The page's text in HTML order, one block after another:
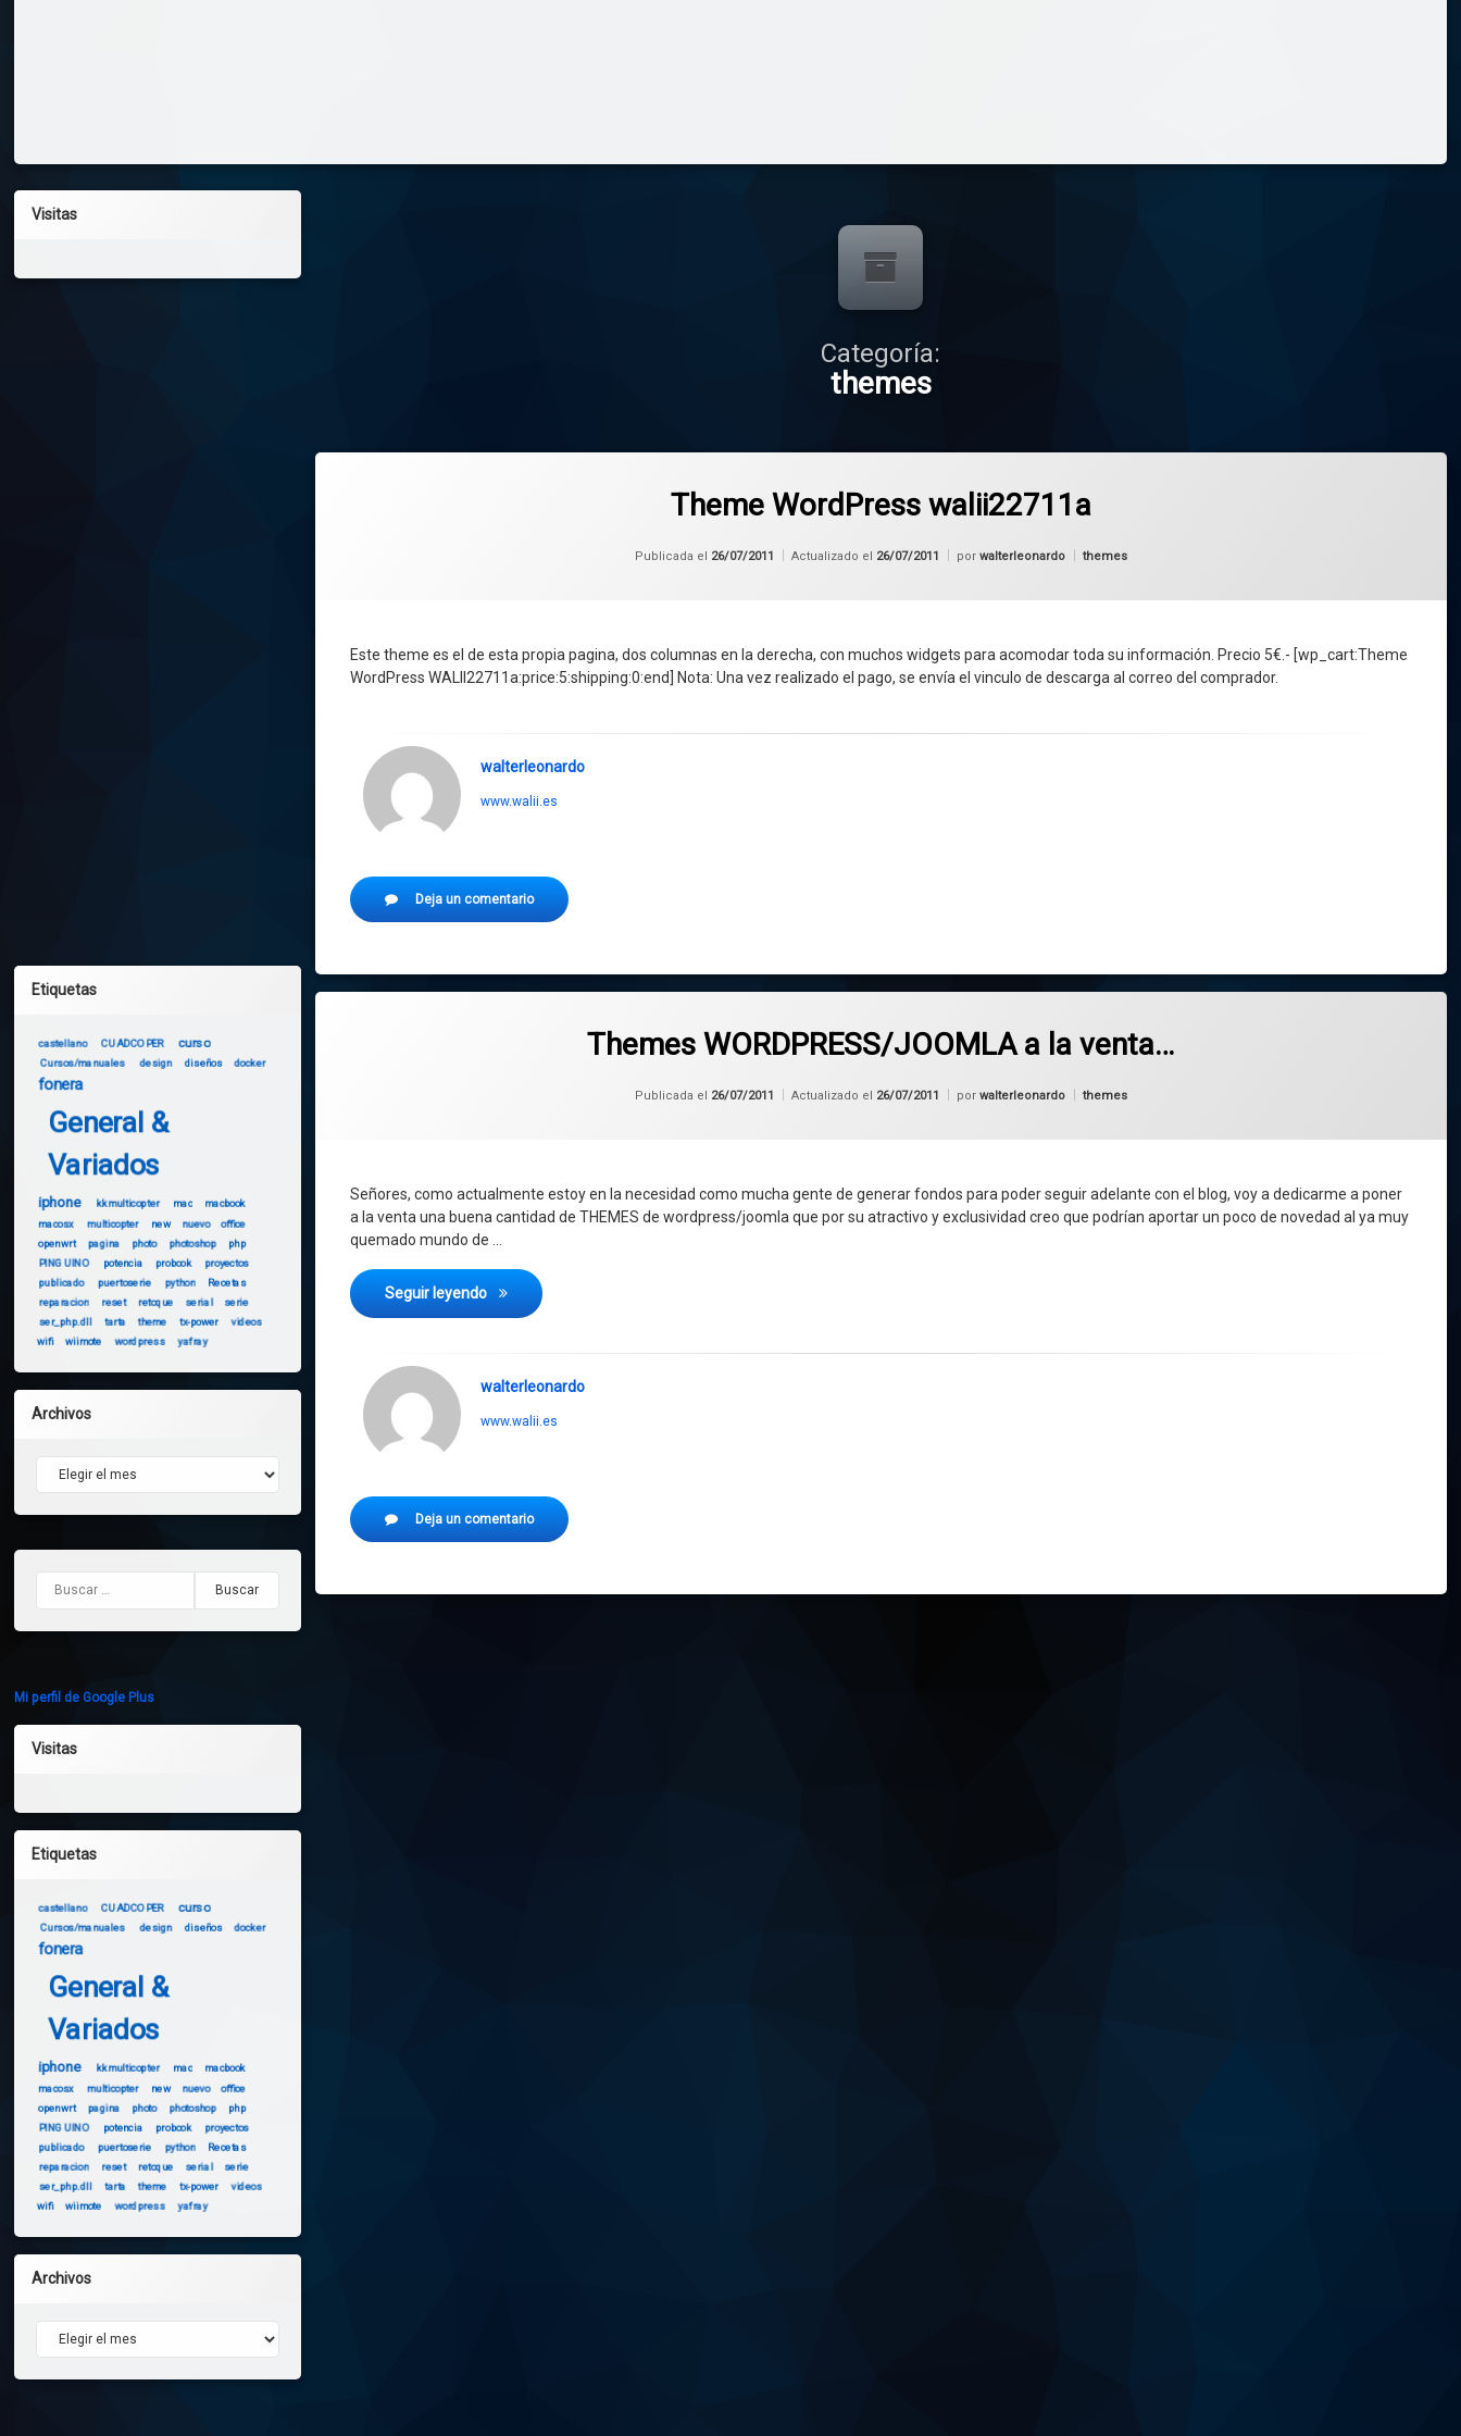
Categoría:
themes
Theme WordPress walii22711a
Publicada el 26/07/2011 Actualizado el 26/07/2011 por walterleonardo Categorías:
themes
Este theme es el de esta propia pagina, dos columnas en la derecha, con muchos widgets para acomodar toda su información. Precio 5€.- [wp_cart:Theme
WordPress WALII22711a:price:5:shipping:0:end] Nota: Una vez realizado el pago, se envía el vinculo de descarga al correo del comprador.
walterleonardo
www.walii.es
Deja un comentarioen Theme WordPress walii22711a
Themes WORDPRESS/JOOMLA a la venta…
Publicada el 26/07/2011 Actualizado el 26/07/2011 por walterleonardo Categorías:
themes
Señores, como actualmente estoy en la necesidad como mucha gente de generar fondos para poder seguir adelante con el blog, voy a dedicarme a poner
a la venta una buena cantidad de THEMES de wordpress/joomla que por su atractivo y exclusividad creo que podrían aportar un poco de novedad al ya muy
quemado mundo de …
Seguir leyendo Themes WORDPRESS/JOOMLA a la venta…
walterleonardo
www.walii.es
Deja un comentarioen Themes WORDPRESS/JOOMLA a la venta…
Visitas
Etiquetas
castellano CUADCOPER curso
Cursos/manuales design diseños docker
fonera
General &
Variados
iphone kkmulticopter mac
macbook
macosx
multicopter new nuevo
office
openwrt
pagina photo photoshop
php
PINGUINO
potencia probook
proyectos
publicado
puertoserie python
Recetas
reparacion
reset retoque serial
serie
ser_php.dll
tarta theme tx-power
videos
wifi
wiimote wordpress yafray
Archivos
Archivos
Mi perfil de Google Plus
Visitas
Etiquetas
castellano CUADCOPER curso
Cursos/manuales design diseños docker
fonera
General &
Variados
iphone kkmulticopter mac
macbook
macosx
multicopter new nuevo
office
openwrt
pagina photo photoshop
php
PINGUINO
potencia probook
proyectos
publicado
puertoserie python
Recetas
reparacion
reset retoque serial
serie
ser_php.dll
tarta theme tx-power
videos
wifi
wiimote wordpress yafray
Archivos
Archivos